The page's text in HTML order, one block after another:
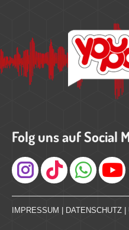
Folg uns auf Social
Instagram
IMPRESSUM | DATENSCHUTZ |